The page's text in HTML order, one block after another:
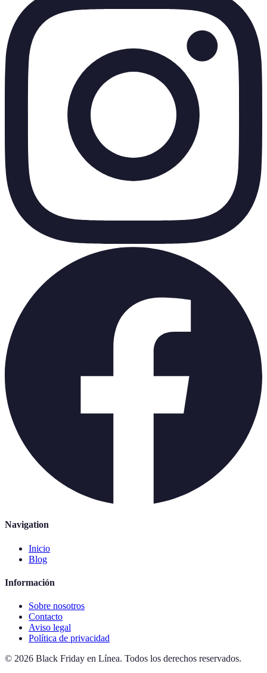
Navigation
Inicio
Blog
Información
Sobre nosotros
Contacto
Aviso legal
Política de privacidad
© 2026 Black Friday en Línea. Todos los derechos reservados.